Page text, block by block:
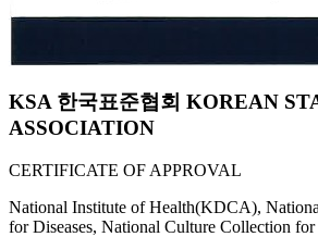
KSA 한국표준협회 KOREAN
ASSOCIATION
CERTIFICATE OF APPROVAL
National Institute of Health(KDCA),
for Diseases, National Culture Collection for